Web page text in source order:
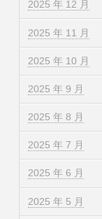
2025 年 12 月
2025 年 11 月
2025 年 10 月
2025 年 9 月
2025 年 8 月
2025 年 7 月
2025 年 6 月
2025 年 5 月